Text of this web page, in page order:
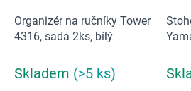
Organizér na ručníky Tower
4316, sada 2ks, bílý
Skladem (>5 ks)